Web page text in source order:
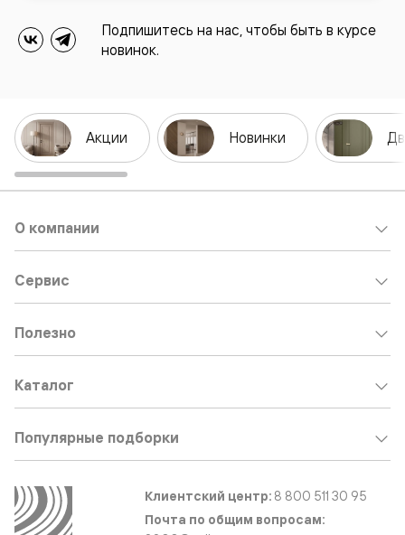
Подпишитесь на нас, чтобы быть в курсе
новинок.
Акции Новинки
О компании
Сервис
Полезно
Каталог
Популярные подборки
Клиентский центр: 8 800 511 30 95
Почта по общим вопросам: